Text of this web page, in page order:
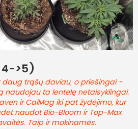
4->5)
daug trąšų daviau, o priešingai -
naudojau ta lentelę netaisyklingai.
ir CalMag iki pat žydėjimo, kur
naudot Bio-Bloom ir Top-Max
Taip ir mokinamės.